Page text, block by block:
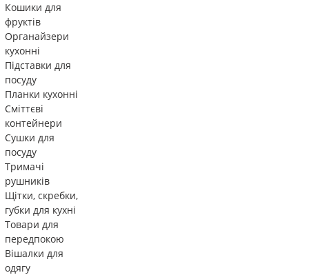
Кошики для
фруктів
Органайзери
кухонні
Підставки для
посуду
Планки кухонні
Сміттєві
контейнери
Сушки для
посуду
Тримачі
рушників
Щітки, скребки,
губки для кухні
Товари для
передпокою
Вішалки для
одягу